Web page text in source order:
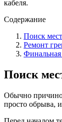
кабеля.
Содержание
Поиск
Ремонт
Финальная
Поиск
Обычно
просто обрыва,